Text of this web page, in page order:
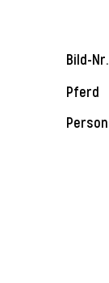
Bild-Nr.
Pferd
Person